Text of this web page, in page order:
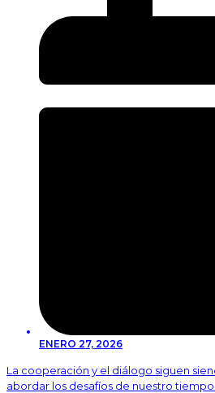
ENERO 27, 2026
La cooperación y el diálogo siguen
abordar los desafíos de nuestro